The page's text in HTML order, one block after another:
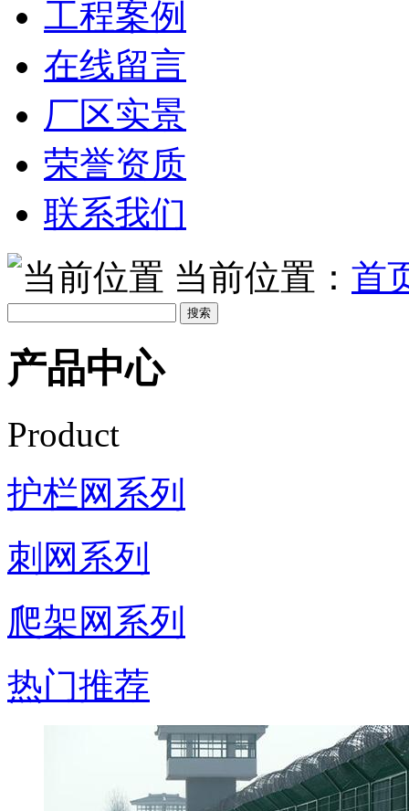
工程案例
在线留言
厂区实景
荣誉资质
联系我们
当前位置： 首
产品中心
Product
护栏网系列
刺网系列
爬架网系列
热门推荐